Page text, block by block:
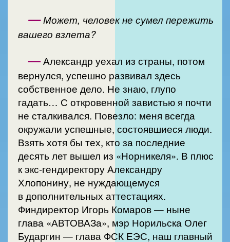
—Может, человек не сумел пережить
вашего взлета?
—Александр уехал из страны, потом
вернулся, успешно развивал здесь
собственное дело. Не знаю, глупо
гадать… С откровенной завистью я почти
не сталкивался. Повезло: меня всегда
окружали успешные, состоявшиеся люди.
Взять хотя бы тех, кто за последние
десять лет вышел из «Норникеля». В плюс
к экс-гендиректору Александру
Хлопонину, не нуждающемуся
в дополнительных аттестациях.
Финдиректор Игорь Комаров — ныне
глава «АВТОВАЗа», мэр Норильска Олег
Бударгин — глава ФСК ЕЭС, наш главный